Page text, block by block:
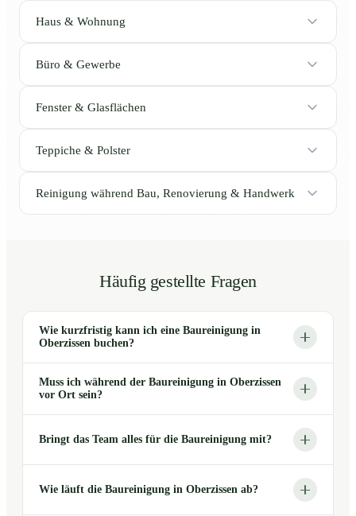
Haus & Wohnung
Büro & Gewerbe
Fenster & Glasflächen
Teppiche & Polster
Reinigung während Bau, Renovierung & Handwerk
Häufig gestellte Fragen
Wie kurzfristig kann ich eine Baureinigung in
Oberzissen buchen?
Muss ich während der Baureinigung in Oberzissen
vor Ort sein?
Bringt das Team alles für die Baureinigung mit?
Wie läuft die Baureinigung in Oberzissen ab?